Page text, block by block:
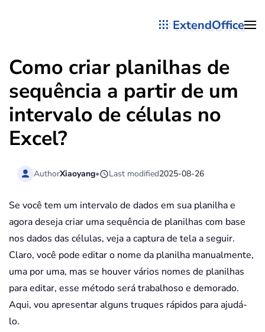
ExtendOffice
Como criar planilhas de
sequência a partir de um
intervalo de células no
Excel?
AuthorXiaoyang• Last modified2025-08-26
Se você tem um intervalo de dados em sua planilha e
agora deseja criar uma sequência de planilhas com base
nos dados das células, veja a captura de tela a seguir.
Claro, você pode editar o nome da planilha manualmente,
uma por uma, mas se houver vários nomes de planilhas
para editar, esse método será trabalhoso e demorado.
Aqui, vou apresentar alguns truques rápidos para ajudá-
lo.